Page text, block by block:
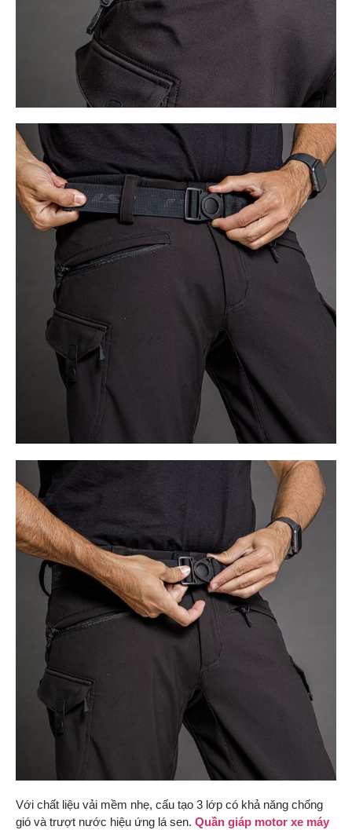
Với chất liệu vải mềm nhẹ, cấu tạo 3 lớp có khả năng chống
gió và trượt nước hiệu ứng lá sen. Quần giáp motor xe máy